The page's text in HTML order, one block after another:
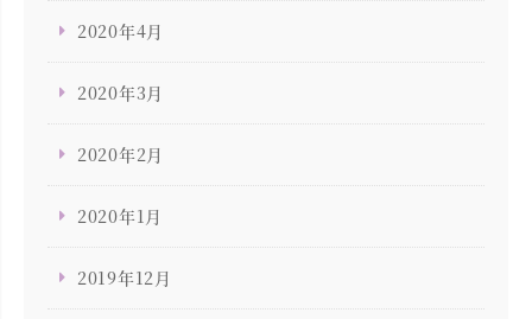
2020年4月
2020年3月
2020年2月
2020年1月
2019年12月